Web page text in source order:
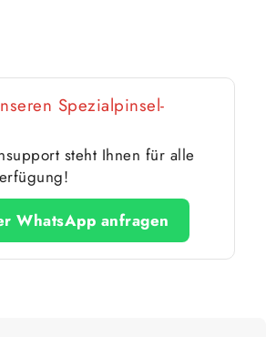
Spezialpinsel-
steht Ihnen für alle
WhatsApp anfragen